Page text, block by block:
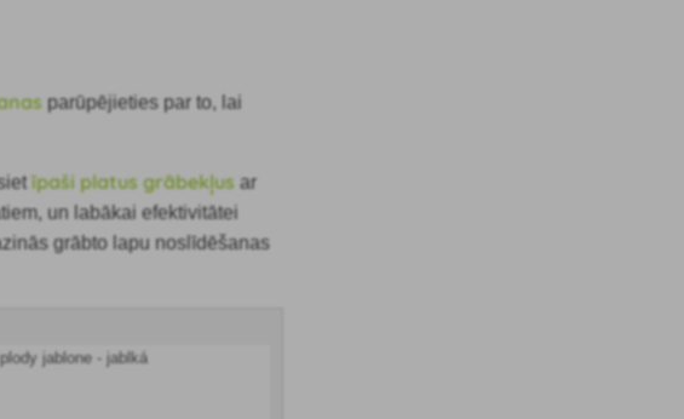
parūpējieties par to, lai
īpaši platus grābekļus ar
un labākai efektivitātei
grābto lapu noslīdēšanas